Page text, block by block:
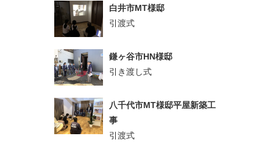
白井市MT様邸
引渡式
鎌ヶ谷市HN様邸
引き渡し式
八千代市MT様邸平屋新築工
事
引渡式